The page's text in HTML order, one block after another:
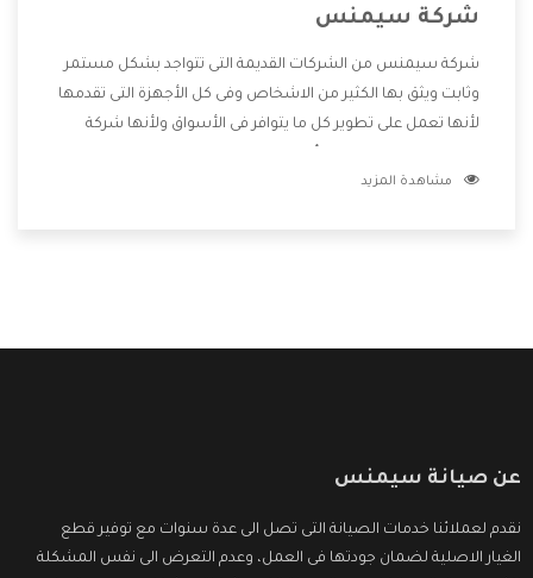
شركة سيمنس
شركة سيمنس من الشركات القديمة التى تتواجد بشكل مستمر
وثابت ويثق بها الكثير من الاشخاص وفى كل الأجهزة التى تقدمها
لأنها تعمل على تطوير كل ما يتوافر فى الأسواق ولأنها شركة
وتقدم للعملاء أقوى العروض والخصومات التى تسهل على
مشاهدة المزيد
عن صيانة سيمنس
نقدم لعملائنا خدمات الصيانة التى تصل الى عدة سنوات مع توفير قطع
الغيار الاصلية لضمان جودتها فى العمل، وعدم التعرض الى نفس المشكلة